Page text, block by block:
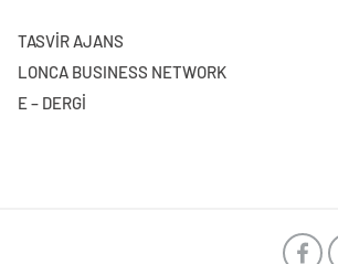
TASVİR AJANS
LONCA BUSINESS NETWORK
E – DERGİ